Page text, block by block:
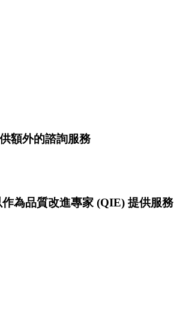
額外的諮詢服務
為品質改進專家 (QIE) 提供服務